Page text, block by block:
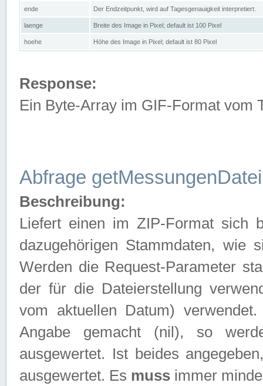
ende Der Endzeitpunkt, wird auf Tagesgenauigkeit interpretiert.
laenge Breite des Image in Pixel; default ist 100 Pixel
hoehe Höhe des Image in Pixel; default ist 80 Pixel
Response:
Ein Byte-Array im GIF-Format vom
Abfrage getMessungenDatei
Beschreibung:
Liefert einen im ZIP-Format sich
dazugehörigen Stammdaten, wie
Werden die Request-Parameter
der für die Dateierstellung
vom aktuellen Datum)
Angabe gemacht (nil), so
ausgewertet. Ist beides
ausgewertet. Es muss immer